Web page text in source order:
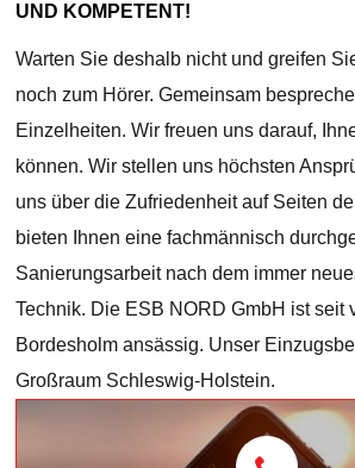
UND KOMPETENT!
Warten Sie deshalb nicht und greifen
noch zum Hörer. Gemeinsam
Einzelheiten. Wir freuen uns darauf,
können. Wir stellen uns höchsten
uns über die Zufriedenheit auf Seiten
bieten Ihnen eine fachmännisch
Sanierungsarbeit nach dem immer
Technik. Die ESB NORD GmbH ist seit
Bordesholm ansässig. Unser
Großraum Schleswig-Holstein.